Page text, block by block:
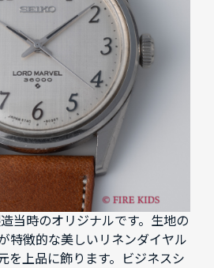
当時のオリジナルです。生地の
特徴的な美しいリネンダイヤル
を上品に飾ります。ビジネスシ